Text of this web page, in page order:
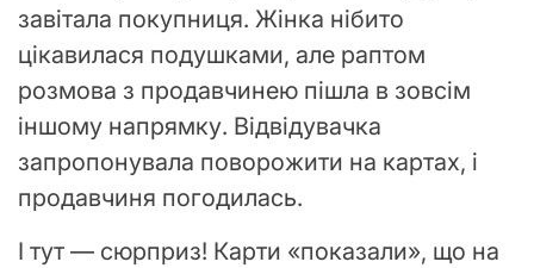
завітала покупниця. Жінка нібито
цікавилася подушками, але раптом
розмова з продавчинею пішла в зовсім
іншому напрямку. Відвідувачка
запропонувала поворожити на картах, і
продавчиня погодилась.
І тут — сюрприз! Карти «показали», що на